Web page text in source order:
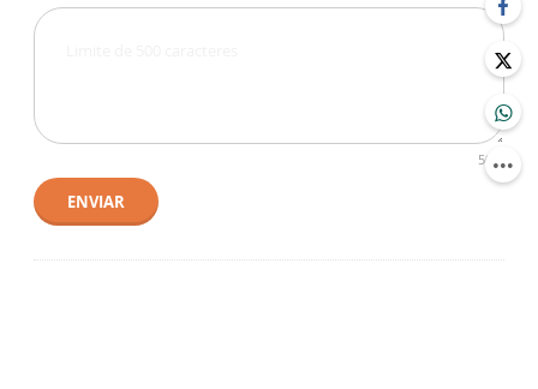
500
ENVIAR